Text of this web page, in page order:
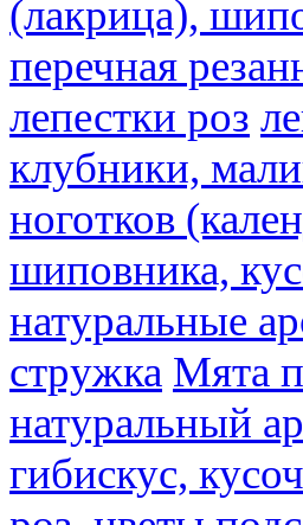
(лакрица),
перечная
лепестки роз
клубники,
ноготков
шиповника,
натуральные
стружка Мята
натуральный
гибискус,